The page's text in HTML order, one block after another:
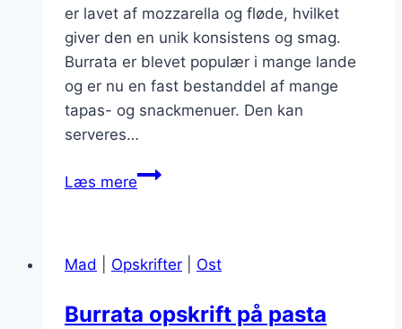
er lavet af mozzarella og fløde, hvilket
giver den en unik konsistens og smag.
Burrata er blevet populær i mange lande
og er nu en fast bestanddel af mange
tapas- og snackmenuer. Den kan
serveres…
Læs mereBurrata
olivenolie
snacks
Mad Opskrifter Ost
Burrata opskrift på pasta